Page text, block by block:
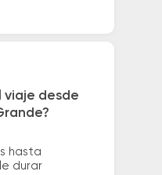
viaje desde
hasta
durar